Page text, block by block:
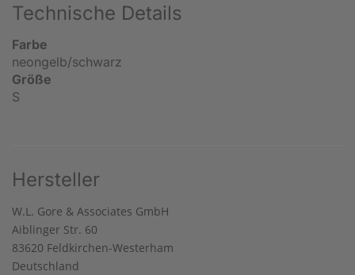
Technische Details
Farbe
neongelb/schwarz
Größe
S
Hersteller
W.L. Gore & Associates GmbH
Aiblinger Str. 60
83620 Feldkirchen-Westerham
Deutschland